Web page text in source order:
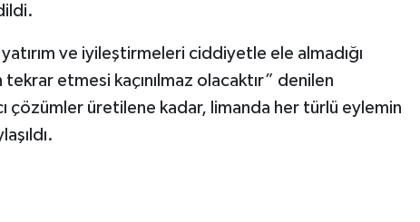
ve iyileştirmeleri ciddiyetle ele almadığı
etmesi kaçınılmaz olacaktır” denilen
çözümler üretilene kadar, limanda her türlü eylemin